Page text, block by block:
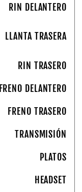
RIN DELANTERO
LLANTA TRASERA
RIN TRASERO
FRENO DELANTERO
FRENO TRASERO
TRANSMISIÓN
PLATOS
HEADSET